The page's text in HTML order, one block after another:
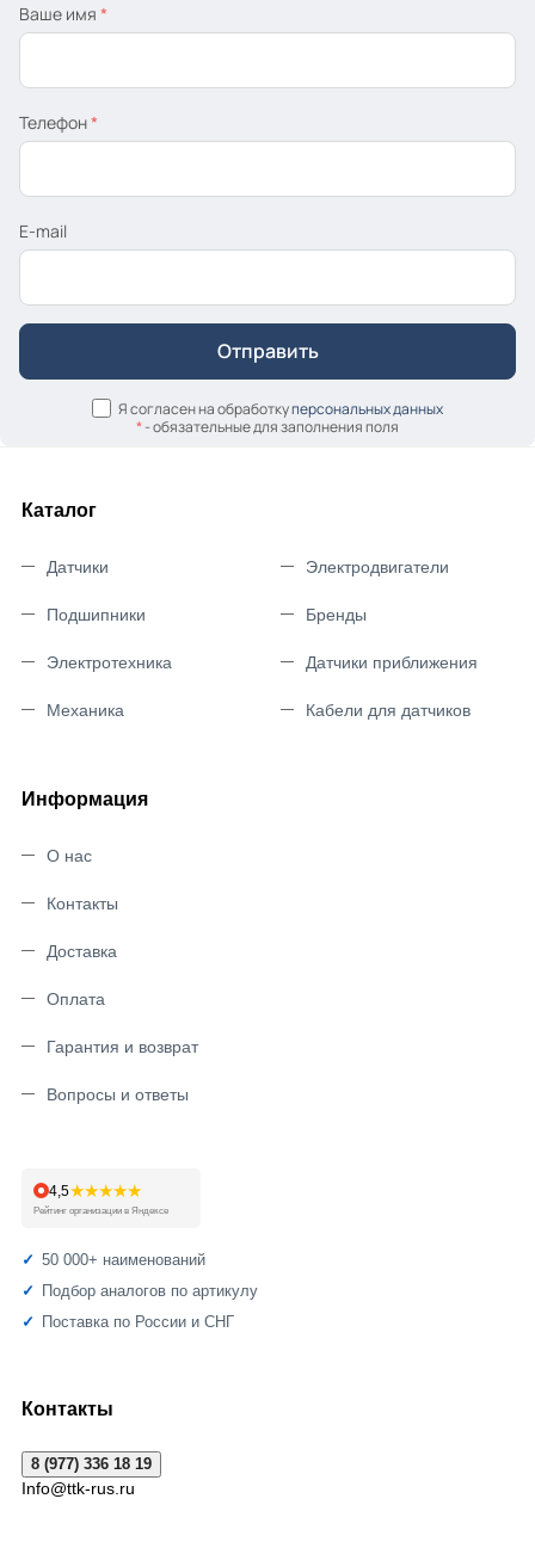
Ваше имя *
Телефон*
E-mail
Я согласен на обработкуперсональных данных
*- обязательные для заполнения поля
Каталог
Датчики
Подшипники
Электротехника
Механика
Электродвигатели
Бренды
Датчики приближения
Кабели для датчиков
Информация
О нас
Контакты
Доставка
Оплата
Гарантия и возврат
Вопросы и ответы
4,5★★★★★
Рейтинг организации в Яндексе
50 000+ наименований
Подбор аналогов по артикулу
Поставка по России и СНГ
Контакты
8 (977) 336 18 19
Info@ttk-rus.ru